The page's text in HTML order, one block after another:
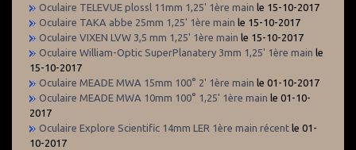
Oculaire TELEVUE plossl 11mm 1,25' 1ère main le 15-10-2017
Oculaire TAKA abbe 25mm 1,25' 1ère main le 15-10-2017
Oculaire VIXEN LVW 3,5 mm 1,25' 1ère main le 15-10-2017
Oculaire William-Optic SuperPlanatery 3mm 1,25' 1ère main le
15-10-2017
Oculaire MEADE MWA 15mm 100° 2' 1ère main le 01-10-2017
Oculaire MEADE MWA 10mm 100° 1,25' 1ère main le 01-10-
2017
Oculaire Explore Scientific 14mm LER 1ère main récent le 01-
10-2017